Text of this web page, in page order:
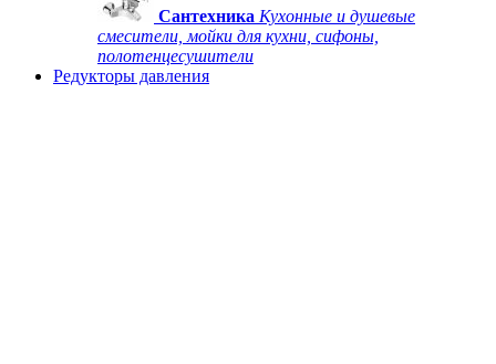
Сантехника Кухонные и душевые
смесители, мойки для кухни, сифоны,
полотенцесушители
Редукторы давления